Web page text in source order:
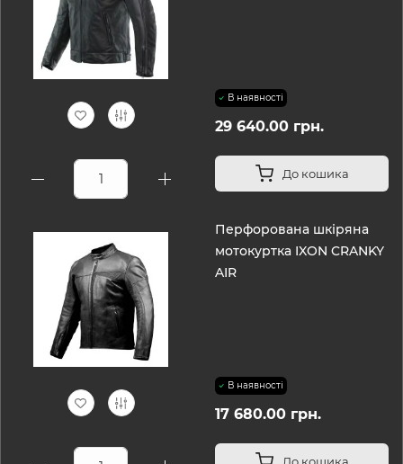
В наявності
29 640.00 грн.
До кошика
Перфорована шкіряна
мотокуртка IXON CRANKY
AIR
В наявності
17 680.00 грн.